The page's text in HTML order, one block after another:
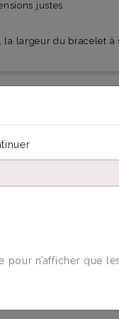
justes.
largeur du bracelet à
pour n’afficher que